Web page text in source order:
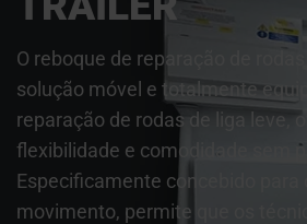
O reboque de reparação de rodas
solução móvel e totalmente
reparação de rodas de liga leve,
flexibilidade e comodidade sem
Especificamente concebido para
movimento, permite que os